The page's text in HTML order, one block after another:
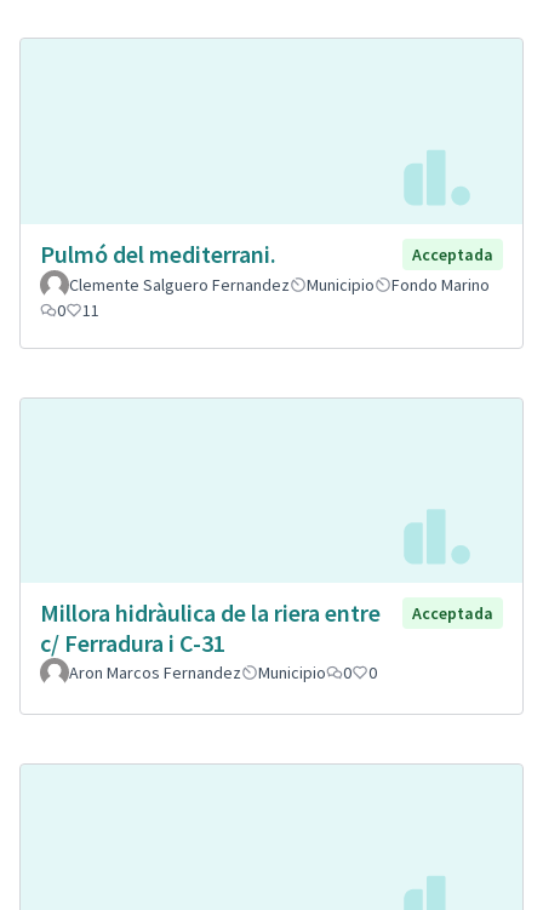
Pulmó del mediterrani.
Acceptada
Clemente Salguero Fernandez
Municipio
Fondo Marino
0
11
Millora hidràulica de la riera entre
c/ Ferradura i C-31
Acceptada
Aron Marcos Fernandez Municipio 0 0